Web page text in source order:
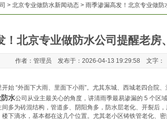
> 北京专业做防水新闻动态 > 雨季渗漏高发！北京专业做
！北京专业做防水公司提醒老房
作者：管理员 发布于：2026-04-13 19:29:58 文字：
始 “外面下大雨、里面下小雨”。尤其东城、西城老四合院
水公司从业主最关心的角度，讲清雨季最易渗漏的 5 个区
多为砖混结构，管道多、阴阳角多，防水层老化、开裂后
下滴水，基本都在这几个位置。尤其老小区铸铁管老化、